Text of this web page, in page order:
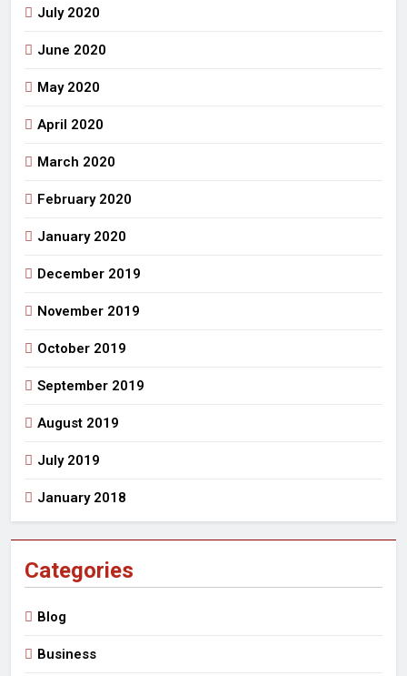
July 2020
June 2020
May 2020
April 2020
March 2020
February 2020
January 2020
December 2019
November 2019
October 2019
September 2019
August 2019
July 2019
January 2018
Categories
Blog
Business